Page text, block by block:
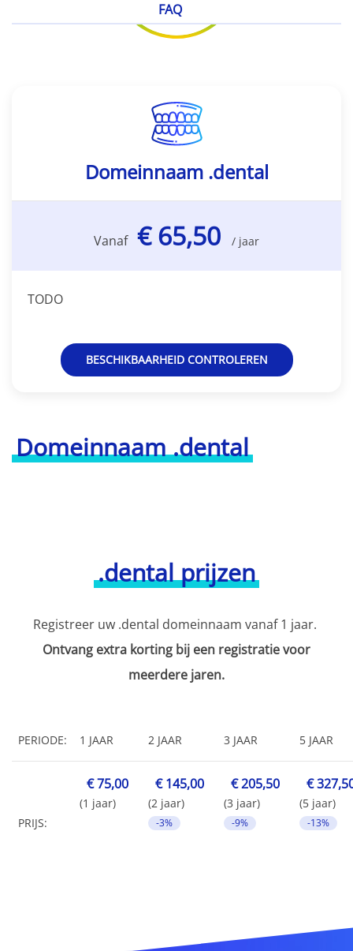
FAQ
Domeinnaam .dental
Domeinnaam .dental
Vanaf € 65,50 / jaar
TODO
BESCHIKBAARHEID CONTROLEREN
.dental prijzen
Registreer uw .dental domeinnaam vanaf 1 jaar.
Ontvang extra korting bij een registratie voor
meerdere jaren.
PERIODE: 1 JAAR 2 JAAR 3 JAAR 5 JAAR
PRIJS:
€ 75,00
(1 jaar)
€ 145,00
(2 jaar)
-3%
€ 205,50
(3 jaar)
-9%
€
(5 jaar)
-13%